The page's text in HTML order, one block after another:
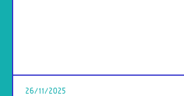
26/11/2025